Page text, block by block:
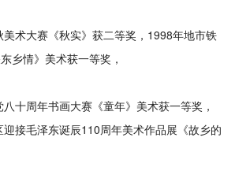
术大赛《秋实》获二等奖，1998年地市铁
乡情》美术获一等奖，
十周年书画大赛《童年》美术获一等奖，
接毛泽东诞辰110周年美术作品展《故乡的